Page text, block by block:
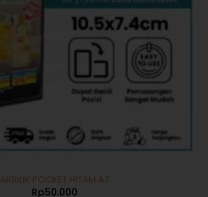
AKRILIK POCKET HITAM A7
Rp50.000